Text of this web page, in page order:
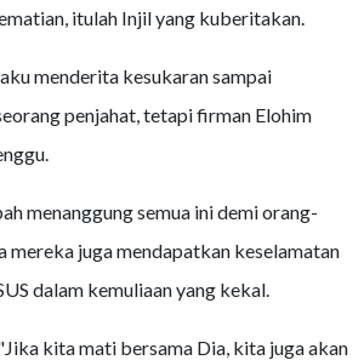
itulah Injil yang kuberitakan.
menderita kesukaran sampai
penjahat, tetapi firman Elohim
menanggung semua ini demi orang-
mereka juga mendapatkan keselamatan
dalam kemuliaan yang kekal.
kita mati bersama Dia, kita juga akan